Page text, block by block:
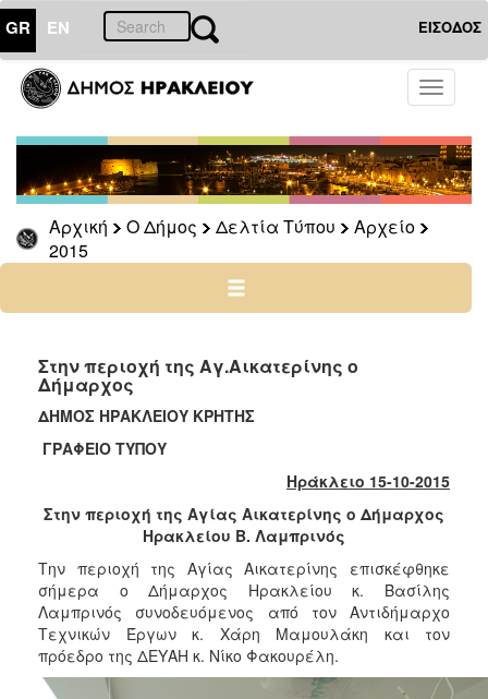
GR EN ΕΙΣΟΔΟΣ
Toggle
Αρχική Ο Δήμος Δελτία Τύπου
Αρχείο
2015
ΔΗΜΟΣ
Δελτία
Τύπου
Αρχείο
2026
2025
2022
2021
2020
2019
2017
2015
2013
2012
2011
Στην περιοχή της Αγ.Αικατερίνης ο
Δήμαρχος
ΔΗΜΟΣ ΗΡΑΚΛΕΙΟΥ ΚΡΗΤΗΣ
ΓΡΑΦΕΙΟ ΤΥΠΟΥ
Ηράκλειο 15-10-2015
Στην περιοχή της Αγίας Αικατερίνης ο Δήμαρχος
Ηρακλείου Β. Λαμπρινός
Την περιοχή της Αγίας Αικατερίνης επισκέφθηκε
σήμερα ο Δήμαρχος Ηρακλείου κ. Βασίλης
Λαμπρινός συνοδευόμενος από τον Αντιδήμαρχο
Τεχνικών Έργων κ. Χάρη Μαμουλάκη και τον
πρόεδρο της ΔΕΥΑΗ κ. Νίκο Φακουρέλη.